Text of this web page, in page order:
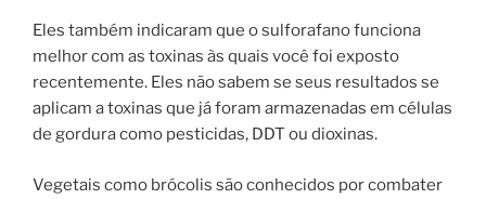
Eles também indicaram que o sulforafano funciona
melhor com as toxinas às quais você foi exposto
recentemente. Eles não sabem se seus resultados se
aplicam a toxinas que já foram armazenadas em células
de gordura como pesticidas, DDT ou dioxinas.
Vegetais como brócolis são conhecidos por combater